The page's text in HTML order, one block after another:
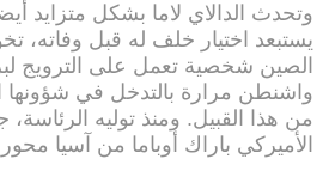
وتحدث الدالاي لاما بشكل متزايد
يستبعد اختيار خلف له قبل وفاته،
الصين شخصية تعمل على الترويج
واشنطن مرارة بالتدخل في شؤونها
من هذا القبيل. ومنذ توليه
الأميركي باراك أوباما من آسيا